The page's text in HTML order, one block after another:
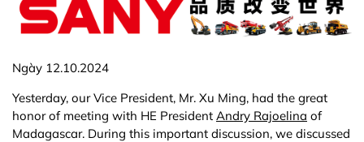
Ngày 12.10.2024
Yesterday, our Vice President, Mr. Xu Ming, had the great
honor of meeting with HE President Andry Rajoelina of
Madagascar. During this important discussion, we discussed